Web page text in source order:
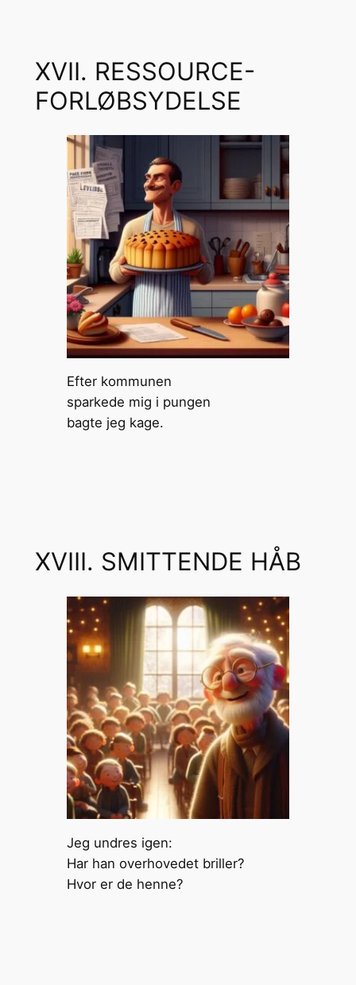
XVII. RESSOURCE-
FORLØBSYDELSE
Efter kommunen
sparkede mig i pungen
bagte jeg kage.
XVIII. SMITTENDE HÅB
Jeg undres igen:
Har han overhovedet briller?
Hvor er de henne?